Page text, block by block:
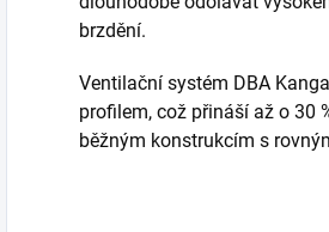
brzdění.
Ventilační systém DBA
profilem, což přináší až o 30
běžným konstrukcím s